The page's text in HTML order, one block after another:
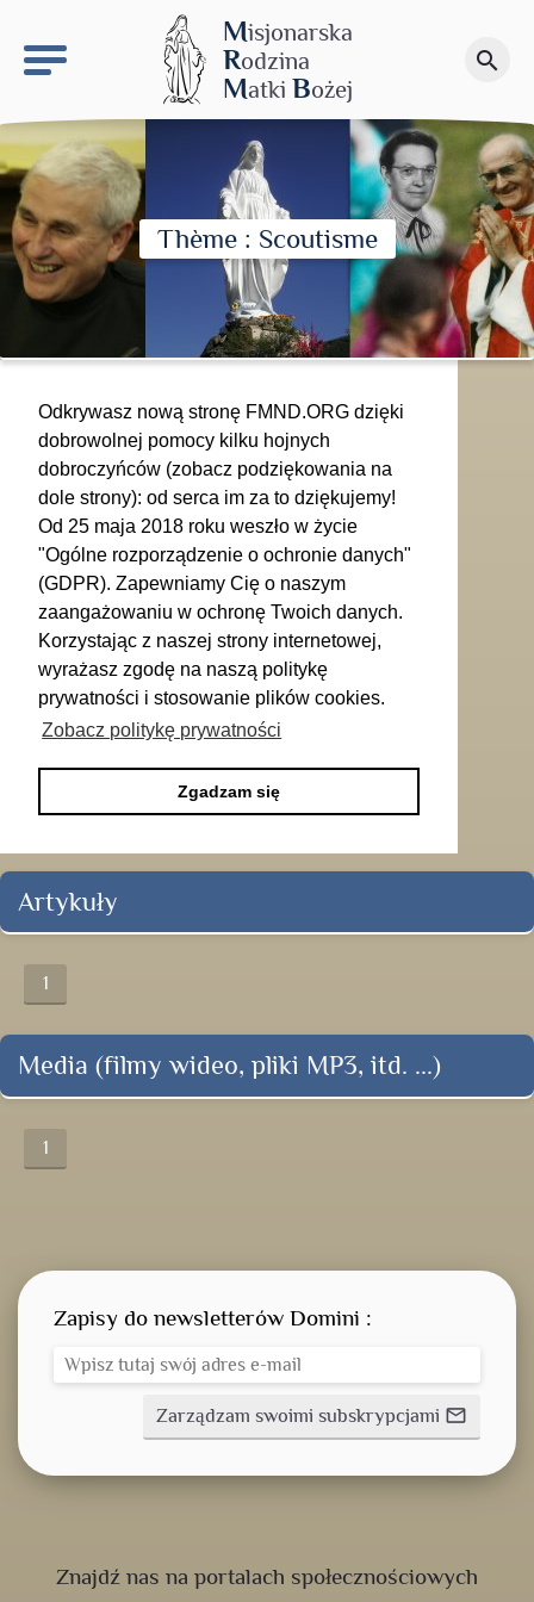
Misjonarska
Rodzina
MatkiBożej
search
Budowa M.B.Ś.
Przekaż darowiznę
Thème : Scoutisme
Odkrywasz nową stronę FMND.ORG dzięki
dobrowolnej pomocy kilku hojnych
dobroczyńców (zobacz podziękowania na
dole strony): od serca im za to dziękujemy!
Od 25 maja 2018 roku weszło w życie
"Ogólne rozporządzenie o ochronie danych"
(GDPR). Zapewniamy Cię o naszym
zaangażowaniu w ochronę Twoich danych.
Korzystając z naszej strony internetowej,
wyrażasz zgodę na naszą politykę
prywatności i stosowanie plików cookies.
Zobacz politykę prywatności
Zgadzam się
Artykuły
1
Media (filmy wideo, pliki MP3, itd. ...)
1
Znajdź nas na portalach społecznościowych
Zapisy do newsletterów Domini :
Zarządzam swoimi subskrypcjami mail_outline